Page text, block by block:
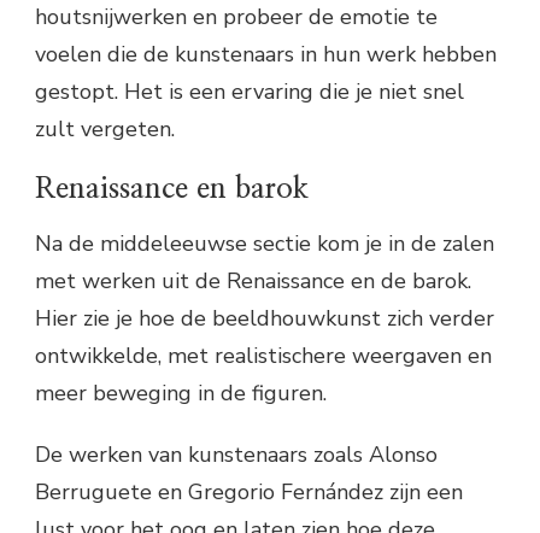
houtsnijwerken en probeer de emotie te
voelen die de kunstenaars in hun werk hebben
gestopt. Het is een ervaring die je niet snel
zult vergeten.
Renaissance en barok
Na de middeleeuwse sectie kom je in de zalen
met werken uit de Renaissance en de barok.
Hier zie je hoe de beeldhouwkunst zich verder
ontwikkelde, met realistischere weergaven en
meer beweging in de figuren.
De werken van kunstenaars zoals Alonso
Berruguete en Gregorio Fernández zijn een